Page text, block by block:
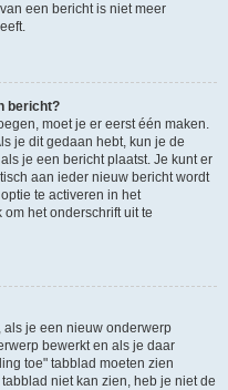
een bericht is niet meer
bericht?
moet je er eerst één maken.
je dit gedaan hebt, kun je de
je een bericht plaatst. Je kunt er
aan ieder nieuw bericht wordt
te activeren in het
het onderschrift uit te
je een nieuw onderwerp
bewerkt en als je daar
toe" tabblad moeten zien
niet kan zien, heb je niet de